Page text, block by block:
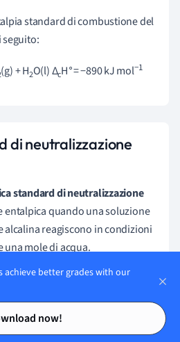
Contents
Contents
standard di combustione del
(g) + H2O(l) ΔcH∘= −890 kJ mol−1
di neutralizzazione
standard di neutralizzazione
entalpica quando una soluzione
alcalina reagiscono in condizioni
mole di acqua.
di combustione, anche le
noti inoltre che questi valori si
diuna moledi acqua. Ciò
achieve better grades with our
now!